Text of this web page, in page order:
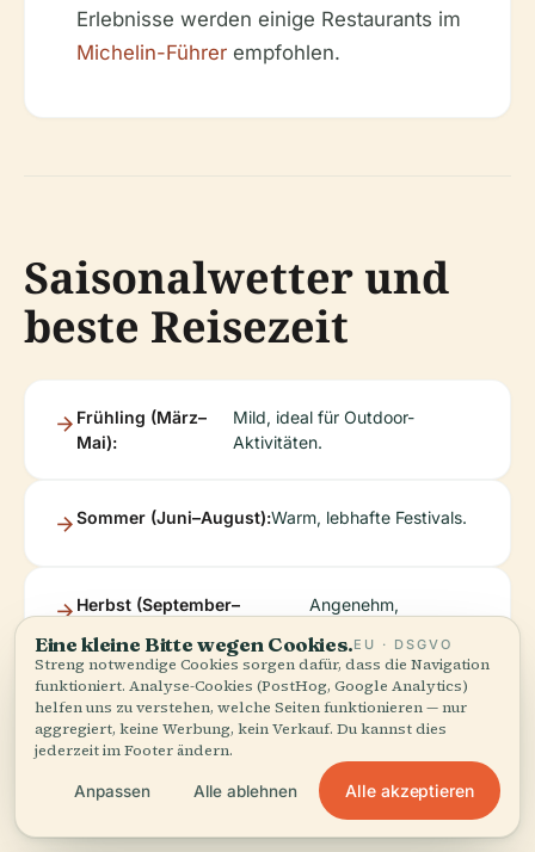
Erlebnisse werden einige Restaurants im
Michelin-Führer empfohlen.
Saisonalwetter und
beste Reisezeit
Frühling (März–
Mai):
Mild, ideal für Outdoor-
Aktivitäten.
Sommer (Juni–August):Warm, lebhafte Festivals.
Herbst (September–
Angenehm,
Winter (November–
Februar):
Ruhig, einige lokale
Traditionen.
Eine kleine Bitte wegen Cookies.EU · DSGVO
Streng notwendige Cookies sorgen dafür, dass die Navigation
funktioniert. Analyse-Cookies (PostHog, Google Analytics)
helfen uns zu verstehen, welche Seiten funktionieren — nur
aggregiert, keine Werbung, kein Verkauf. Du kannst dies
jederzeit im Footer ändern.
Anpassen Alle ablehnen Alle akzeptieren